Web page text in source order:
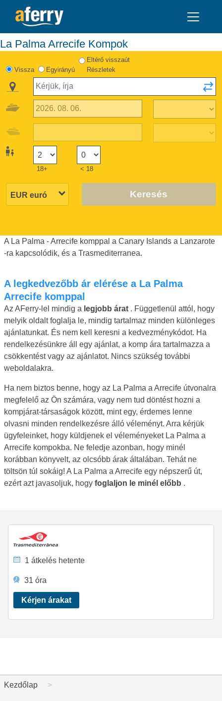
La Palma Arrecife Kompok
Vissza Egyirányú
Eltérő visszaút
Részletek
18+ < 18
Keresés
A La Palma - Arrecife komppal a Canary Islands a Lanzarote
-ra kapcsolódik, és a Trasmediterranea.
A legkedvezőbb ár elérése a La Palma
Arrecife komppal
Az AFerry-lel mindig a legjobb árat . Függetlenül attól, hogy
melyik oldalt foglalja le, mindig tartalmaz minden különleges
ajánlatunkat. És nem kell keresni a kedvezménykódot. Ha
rendelkezésünkre áll egy ajánlat, a komp ára tartalmazza a
csökkentést vagy az ajánlatot. Nincs szükség további
weboldalakra.
Ha nem biztos benne, hogy az La Palma a Arrecife útvonalra
megfelelő az Ön számára, vagy nem tud döntést hozni a
kompjárat-társaságok között, mint egy, érdemes lenne
olvasni minden rendelkezésre álló véleményt. Arra kérjük
ügyfeleinket, hogy küldjenek el véleményeket La Palma a
Arrecife kompokba. Ne feledje azonban, hogy minél
korábban könyvelt, az olcsóbb árak általában. Tehát ne
töltsön túl sokáig! A La Palma a Arrecife egy népszerű út,
ezért azt javasoljuk, hogy foglaljon le minél előbb .
1 átkelés hetente
31 óra
Kérjen árakat
Kezdőlap